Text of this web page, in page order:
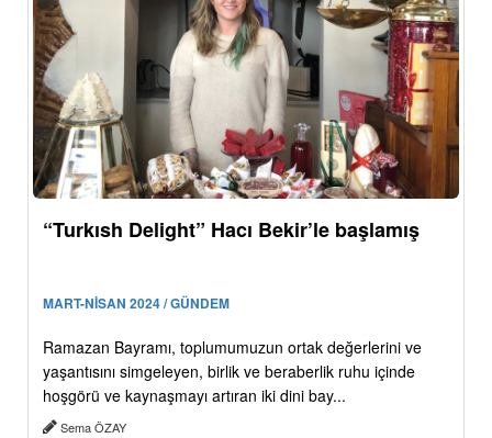
“Turkısh Delight” Hacı Bekir’le başlamış
MART-NİSAN 2024 / GÜNDEM
Ramazan Bayramı, toplumumuzun ortak değerlerini ve
yaşantısını simgeleyen, birlik ve beraberlik ruhu içinde
hoşgörü ve kaynaşmayı artıran iki dini bay...
Sema ÖZAY